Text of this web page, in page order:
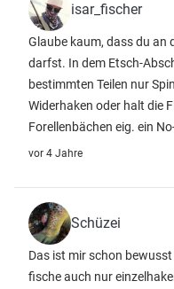
isar_fischer
Glaube kaum, dass du an
darfst. In dem Etsch-
bestimmten Teilen nur
Widerhaken oder halt die
Forellenbächen eig. ein
vor 4 Jahre
Schüzei
Das ist mir schon
fische auch nur